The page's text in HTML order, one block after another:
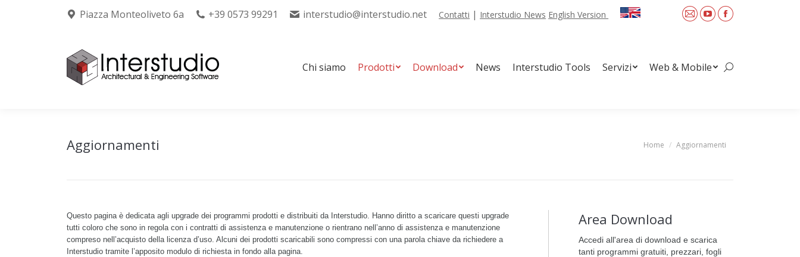
Piazza Monteoliveto 6a +39 0573 99291 interstudio@interstudio.net Contatti | Interstudio News English Version
Mail YouTubeFacebook
Chi siamo Prodotti Download News Interstudio Tools Servizi Web & Mobile Search:
Aggiornamenti You are here:
Home Aggiornamenti
Questo pagina è dedicata agli upgrade dei programmi prodotti e distribuiti da Interstudio. Hanno diritto a scaricare questi upgrade
tutti coloro che sono in regola con i contratti di assistenza e manutenzione o rientrano nell’anno di assistenza e manutenzione
compreso nell’acquisto della licenza d’uso. Alcuni dei prodotti scaricabili sono compressi con una parola chiave da richiedere a
Interstudio tramite l’apposito modulo di richiesta in fondo alla pagina.
Area Download
Accedi all'area di download e scarica
tanti programmi gratuiti, prezzari, fogli